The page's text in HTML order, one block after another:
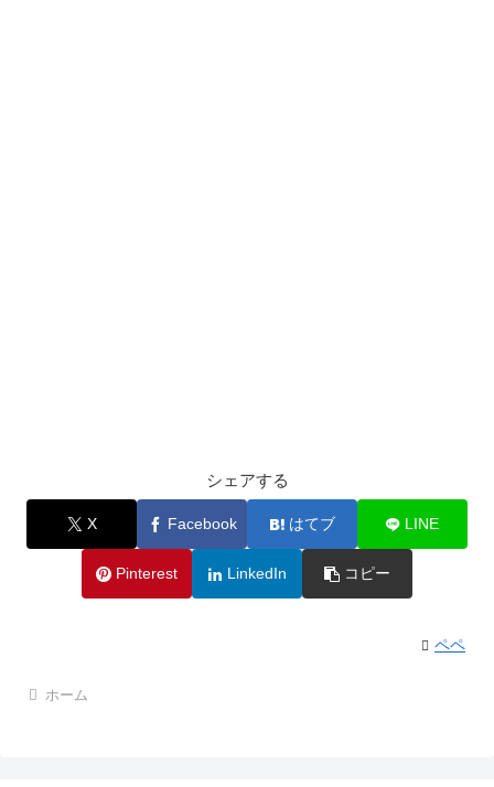
シェアする
X Facebook はてブ LINE
Pinterest LinkedIn コピー
ペペ
ホーム